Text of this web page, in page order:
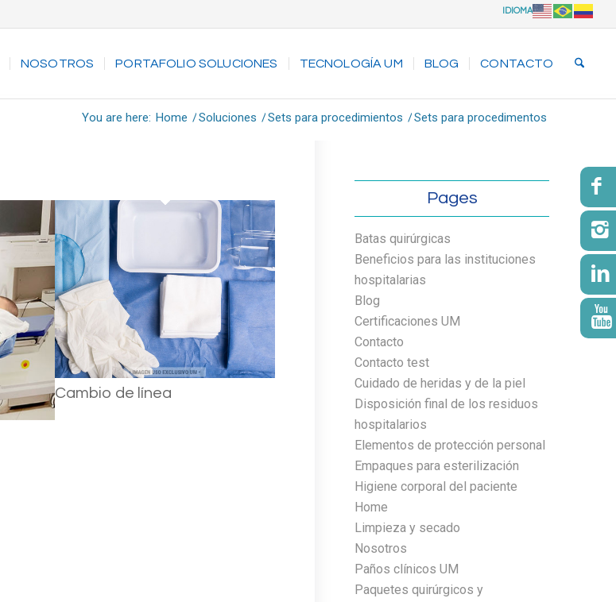
IDIOMA
NOSOTROS PORTAFOLIO SOLUCIONES TECNOLOGÍA UM BLOG CONTACTO
You are here: Home /Soluciones /Sets para procedimientos /Sets para procedimentos
Cambio de línea
Pages
Batas quirúrgicas
Beneficios para las instituciones
hospitalarias
Blog
Certificaciones UM
Contacto
Contacto test
Cuidado de heridas y de la piel
Disposición final de los residuos
hospitalarios
Elementos de protección personal
Empaques para esterilización
Higiene corporal del paciente
Home
Limpieza y secado
Nosotros
Paños clínicos UM
Paquetes quirúrgicos y